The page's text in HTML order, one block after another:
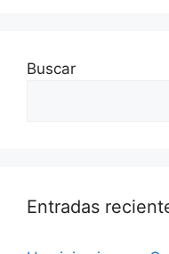
Buscar
Entradas